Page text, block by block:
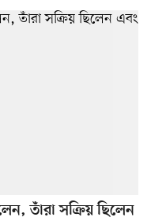
তাঁরা সক্রিয় ছিলেন